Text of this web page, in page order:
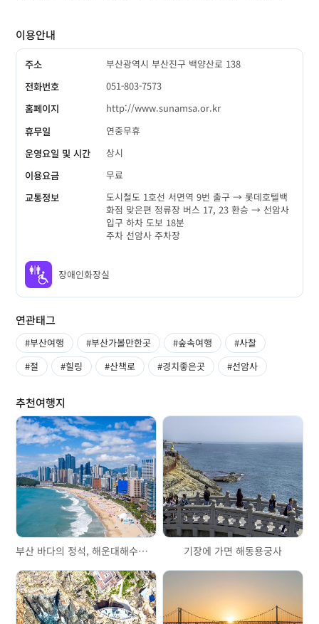
이용안내
주소
부산광역시 부산진구 백양산로 138
전화번호
051-803-7573
홈페이지
http://www.sunamsa.or.kr
휴무일
연중무휴
운영요일 및 시간
상시
이용요금
무료
교통정보
도시철도 1호선 서면역 9번 출구 → 롯데호텔백
화점 맞은편 정류장 버스 17, 23 환승 → 선암사
입구 하차 도보 18분
주차 선암사 주차장
장애인화장실
연관태그
#부산여행 #부산가볼만한곳 #숲속여행
#사찰
#절
#힐링 #산책로 #경치좋은곳 #선암사
추천여행지
부산 바다의 정석, 해운대해수욕장 기장에 가면 해동용궁사